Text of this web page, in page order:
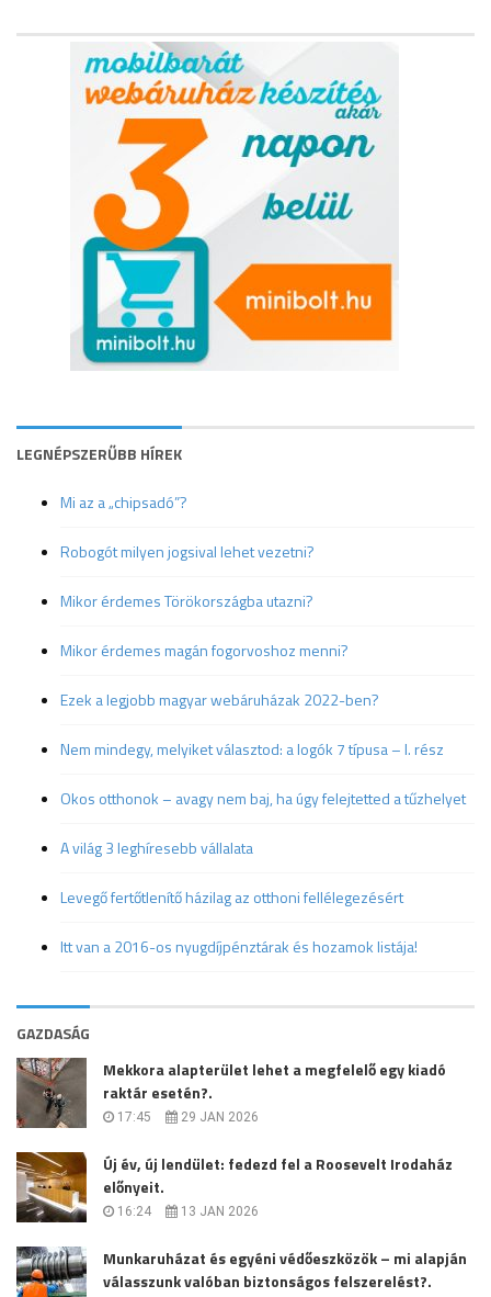
LEGNÉPSZERŰBB HÍREK
Mi az a „chipsadó”?
Robogót milyen jogsival lehet vezetni?
Mikor érdemes Törökországba utazni?
Mikor érdemes magán fogorvoshoz menni?
Ezek a legjobb magyar webáruházak 2022-ben?
Nem mindegy, melyiket választod: a logók 7 típusa – I. rész
Okos otthonok – avagy nem baj, ha úgy felejtetted a tűzhelyet
A világ 3 leghíresebb vállalata
Levegő fertőtlenítő házilag az otthoni fellélegezésért
Itt van a 2016-os nyugdíjpénztárak és hozamok listája!
GAZDASÁG
Mekkora alapterület lehet a megfelelő egy kiadó
raktár esetén?.
17:45 29 JAN 2026
Új év, új lendület: fedezd fel a Roosevelt Irodaház
előnyeit.
16:24 13 JAN 2026
Munkaruházat és egyéni védőeszközök – mi alapján
válasszunk valóban biztonságos felszerelést?.